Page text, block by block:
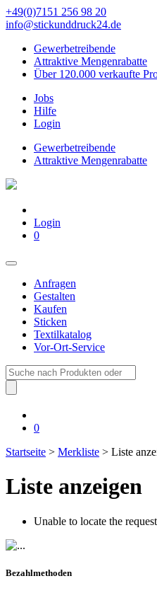
+49(0)7151 256 98 20‬
info@stickunddruck24.de
Gewerbetreibende
Attraktive Mengenrabatte
Über 120.000 verkaufte
Jobs
Hilfe
Login
Gewerbetreibende
Attraktive Mengenrabatte
Login
0
Anfragen
Gestalten
Kaufen
Sticken
Textilkatalog
Vor-Ort-Service
Suche
nach:
0
Startseite > Merkliste > Liste
Liste anzeigen
Unable to locate the
Bezahlmethoden